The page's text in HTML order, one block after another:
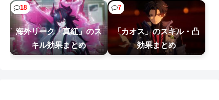
ｗｗｗｗｗｗｗｗｗｗｗ
家庭用ゲーム機ビジネスって完全に破綻したよな
ガンダムSEEDはなぜここまでの人気シリーズとな
ったのか
18
海外リーク「真紅」のス
キル効果まとめ
7
「カオス」のスキル・凸
効果まとめ